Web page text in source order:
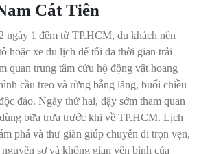
Cát Tiên
ngày 1 đêm từ TP.HCM, du khách nên
hoặc xe du lịch để tối đa thời gian trải
quan trung tâm cứu hộ động vật hoang
cầu treo và rừng bằng lăng, buổi chiều
đáo. Ngày thứ hai, dậy sớm tham quan
bữa trưa trước khi về TP.HCM. Lịch
phá và thư giãn giúp chuyến đi trọn vẹn,
sơ và không gian yên bình của